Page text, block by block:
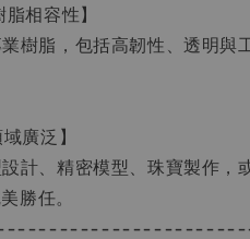
相容性】
樹脂，包括高韌性、透明與
廣泛】
計、精密模型、珠寶製作，
勝任。